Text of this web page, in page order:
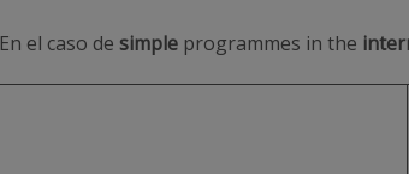
En el caso de simple programmes in the